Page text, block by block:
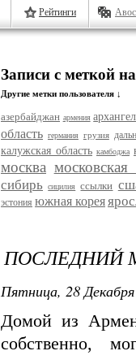
Рейтинги
Записи с меткой
Другие метки пользователя ↓
азербайджан армения
область германия грузия
калужская область камбоджа
москва московская
сибирь сицилия ссылки
эстония южная корея
ПОСЛЕДНИЙ
Пятница, 28
Домой из
собственно,